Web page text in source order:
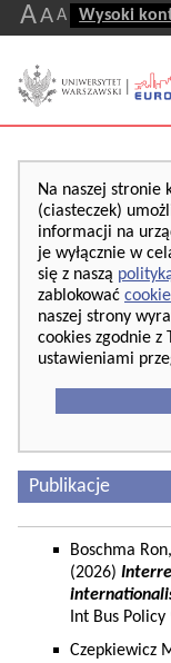
AA A Wysoki
Na naszej stronie
(ciasteczek)
informacji na
je wyłącznie w
się z naszą
zablokować
naszej strony
cookies zgodnie z
ustawieniami
Publikacje
Boschma
(2026)
Int Bus
Czepkiewicz